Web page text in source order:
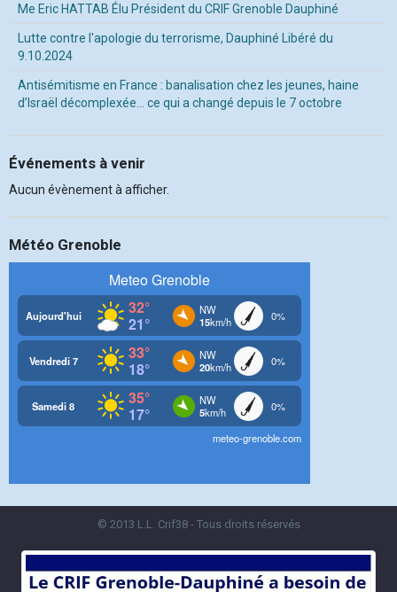
Me Eric HATTAB Élu Président du CRIF Grenoble Dauphiné
Lutte contre l'apologie du terrorisme, Dauphiné Libéré du
9.10.2024
Antisémitisme en France : banalisation chez les jeunes, haine
d’Israël décomplexée… ce qui a changé depuis le 7 octobre
Événements à venir
Aucun évènement à afficher.
Météo Grenoble
© 2013 L.L. Crif38 - Tous droits réservés